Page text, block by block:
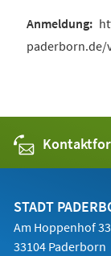
paderborn.de/
STADT
Am Hoppenhof 33
33104 Paderborn